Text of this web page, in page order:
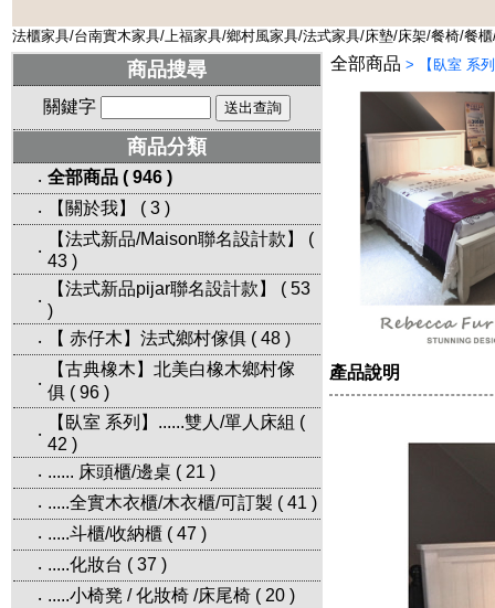
法櫃家具/台南實木家具/上福家具/鄉村風家具/法式家具/床墊/床架/餐椅/餐
商品搜尋
關鍵字
商品分類
‧ 全部商品 ( 946 )
‧
【關於我】 ( 3 )
‧
【法式新品/Maison聯名設計款】
(
43 )
‧
【法式新品pijar聯名設計款】 ( 53
)
‧
【 赤仔木】法式鄉村傢俱 ( 48 )
‧
【古典橡木】北美白橡木鄉村傢
俱 ( 96 )
‧
【臥室 系列】......雙人/單人床組 (
42 )
‧ ...... 床頭櫃/邊桌 ( 21 )
‧ .....全實木衣櫃/木衣櫃/可訂製 ( 41 )
‧ .....斗櫃/收納櫃 ( 47 )
‧ .....化妝台 ( 37 )
‧ .....小椅凳 / 化妝椅 /床尾椅 ( 20 )
全部商品 > 【臥室 系
產品說明